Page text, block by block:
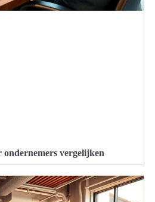
vergelijken